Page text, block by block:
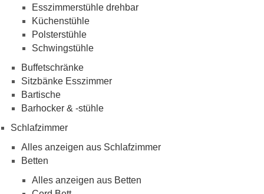
Esszimmerstühle drehbar
Küchenstühle
Polsterstühle
Schwingstühle
Buffetschränke
Sitzbänke Esszimmer
Bartische
Barhocker & -stühle
Schlafzimmer
Alles anzeigen aus Schlafzimmer
Betten
Alles anzeigen aus Betten